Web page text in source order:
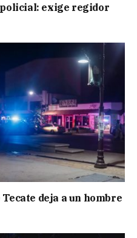
exige regidor
deja a un hombre